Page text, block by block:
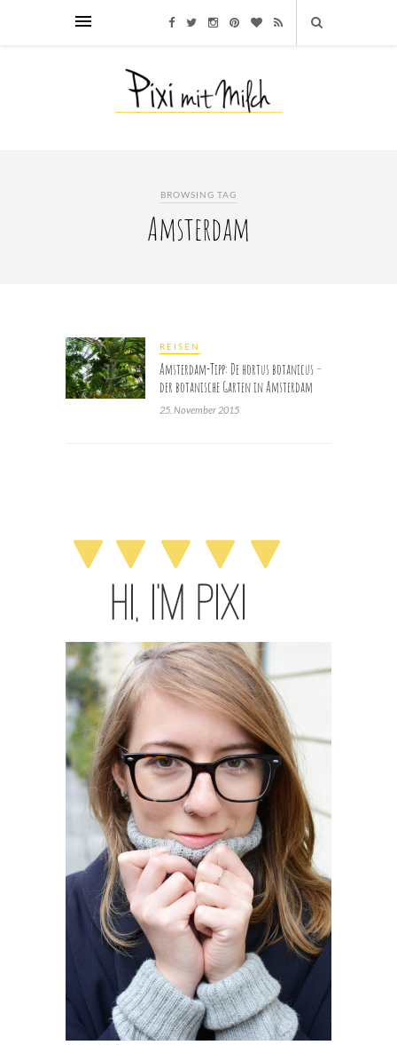
BROWSING TAG
Amsterdam
REISEN
Amsterdam-Tipp: De hortus botanicus –
der botanische Garten in Amsterdam
25. November 2015